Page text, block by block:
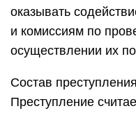
оказывать
и комиссиям по
осуществлении их
Состав
Преступление